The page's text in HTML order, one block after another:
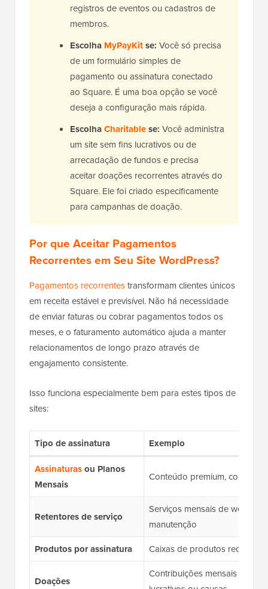
registros de eventos ou cadastros de
membros.
Escolha MyPayKitse: Você só precisa
de um formulário simples de
pagamento ou assinatura conectado
ao Square. É uma boa opção se você
deseja a configuração mais rápida.
EscolhaCharitablese: Você administra
um site sem fins lucrativos ou de
arrecadação de fundos e precisa
aceitar doações recorrentes através do
Square. Ele foi criado especificamente
para campanhas de doação.
Por que Aceitar Pagamentos
Recorrentes em Seu Site WordPress?
Pagamentos recorrentestransformam clientes únicos
em receita estável e previsível. Não há necessidade
de enviar faturas ou cobrar pagamentos todos os
meses, e o faturamento automático ajuda a manter
relacionamentos de longo prazo através de
engajamento consistente.
Isso funciona especialmente bem para estes tipos de
sites:
Tipo de assinatura
Exemplo
Assinaturasou Planos
Mensais
Conteúdo premium,
Retentores de serviço
Serviços mensais de web,
manutenção
Produtos por assinatura
Caixas de produtos
Doações
Contribuições mensais para